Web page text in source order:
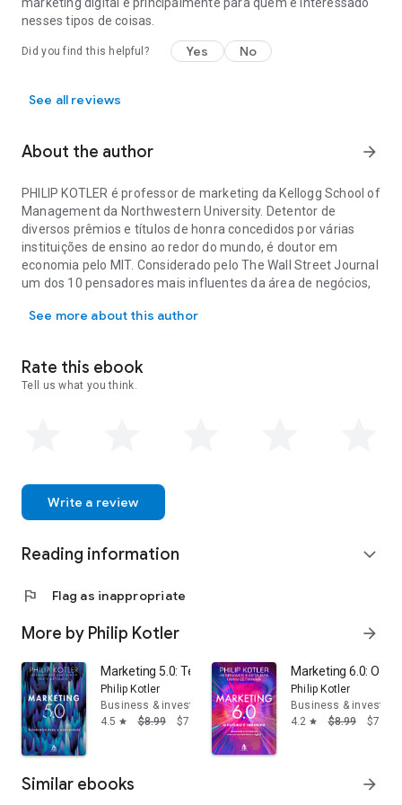
nesses tipos de coisas.
Did you find this helpful? Yes No
See all reviews
About the author arrow_forward
PHILIP KOTLER é professor de marketing da Kellogg School of
Management da Northwestern University. Detentor de
diversos prêmios e títulos de honra concedidos por várias
instituições de ensino ao redor do mundo, é doutor em
economia pelo MIT. Considerado pelo The Wall Street Journal
um dos 10 pensadores mais influentes da área de negócios,
25 idiomas. incluindo o mundialmente renomado
a maior empresa de consultoria de marketing da Indonésia.
Foi considerado pelo Chartered Institute of Marketing um dos
See more about this author
Rate this ebook
Tell us what you think.
Write a review
Reading information expand_more
flag Flag as inappropriate
More by Philip Kotler arrow_forward
Marketing 5.0: Tecnologia para a humanidade
Philip Kotler
Business & investing
4.5 star $8.99 $7.55
Marketing 6.0: O
Philip Kotler
Business & investing
4.2 star $8.99 $7.55
Similar ebooks arrow_forward